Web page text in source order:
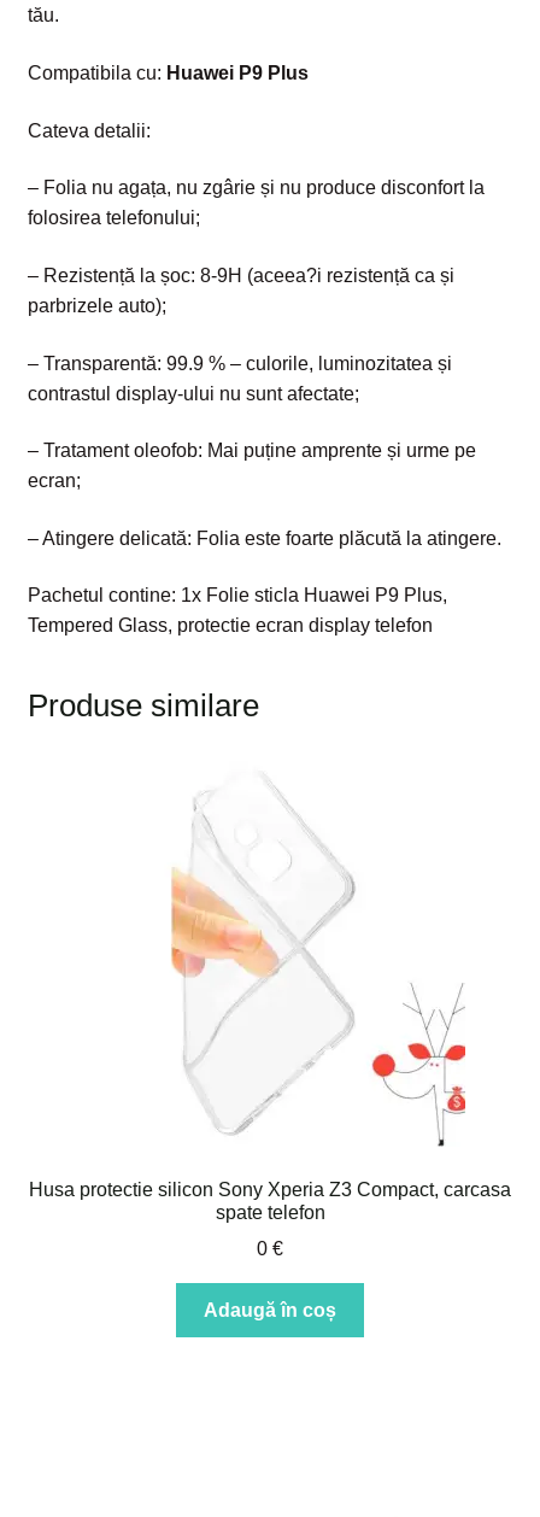
tău.
Compatibila cu: Huawei P9 Plus
Cateva detalii:
– Folia nu agața, nu zgârie și nu produce disconfort la
folosirea telefonului;
– Rezistență la șoc: 8-9H (aceea?i rezistență ca și
parbrizele auto);
– Transparentă: 99.9 % – culorile, luminozitatea și
contrastul display-ului nu sunt afectate;
– Tratament oleofob: Mai puține amprente și urme pe
ecran;
– Atingere delicată: Folia este foarte plăcută la atingere.
Pachetul contine: 1x Folie sticla Huawei P9 Plus,
Tempered Glass, protectie ecran display telefon
Produse similare
Husa protectie silicon Sony Xperia Z3 Compact, carcasa
spate telefon
0 €
Adaugă în coș